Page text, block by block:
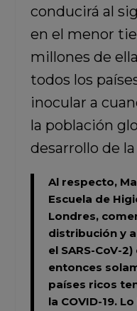
conducirá al
en el menor
millones de
todos los
inocular a
la población
desarrollo de
Al respecto,
Escuela de
Londres,
distribución y
el SARS-CoV-
entonces
países ricos
la COVID-19.